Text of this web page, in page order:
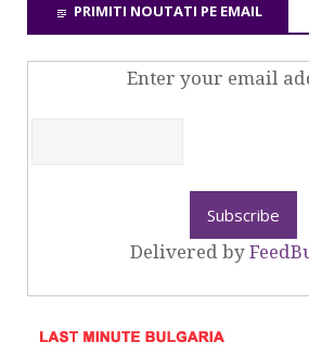
PRIMITI NOUTATI PE EMAIL
Enter your email
Delivered by